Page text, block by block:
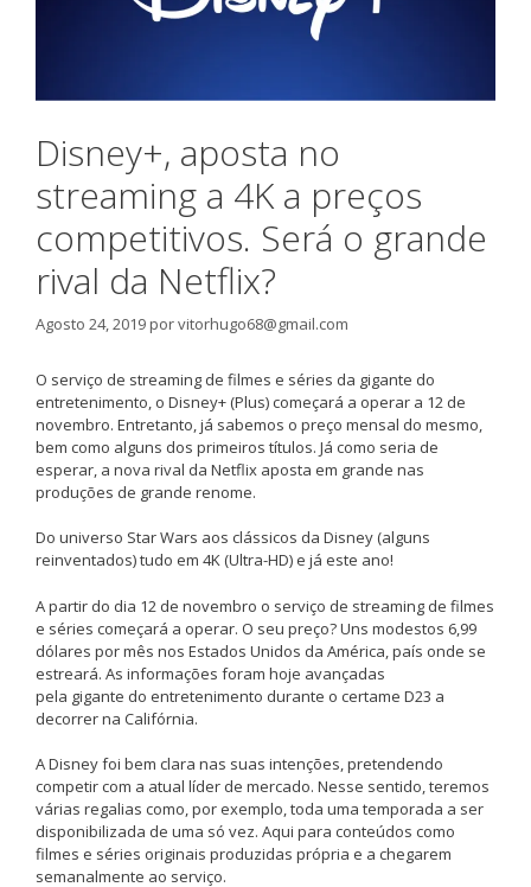
Disney+, aposta no
streaming a 4K a preços
competitivos. Será o grande
rival da Netflix?
Agosto 24, 2019porvitorhugo68@gmail.com
O serviço de streaming de filmes e séries da gigante do
entretenimento, o Disney+ (Plus) começará a operar a 12 de
novembro. Entretanto, já sabemos o preço mensal do mesmo,
bem como alguns dos primeiros títulos. Já como seria de
esperar, a nova rival da Netflix aposta em grande nas
produções de grande renome.
Do universo Star Wars aos clássicos da Disney (alguns
reinventados) tudo em 4K (Ultra-HD) e já este ano!
A partir do dia 12 de novembro o serviço de streaming de filmes
e séries começará a operar. O seu preço? Uns modestos 6,99
dólares por mês nos Estados Unidos da América, país onde se
estreará. As informações foram hoje avançadas
pela gigante do entretenimento durante o certame D23 a
decorrer na Califórnia.
A Disney foi bem clara nas suas intenções, pretendendo
competir com a atual líder de mercado. Nesse sentido, teremos
várias regalias como, por exemplo, toda uma temporada a ser
disponibilizada de uma só vez. Aqui para conteúdos como
filmes e séries originais produzidas própria e a chegarem
semanalmente ao serviço.